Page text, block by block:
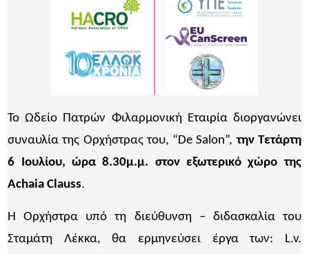
Το Ωδείο Πατρών Φιλαρμονική Εταιρία διοργανώνει
συναυλία της Ορχήστρας του, “De Salon”,την Τετάρτη
6 Ιουλίου, ώρα 8.30μ.μ. στον εξωτερικό χώρο της
Achaia Clauss.
Η Ορχήστρα υπό τη διεύθυνση – διδασκαλία του
Σταμάτη Λέκκα, θα ερμηνεύσει έργα των: L.v.